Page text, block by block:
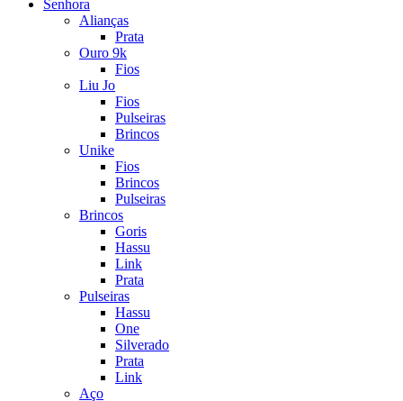
Senhora
Alianças
Prata
Ouro 9k
Fios
Liu Jo
Fios
Pulseiras
Brincos
Unike
Fios
Brincos
Pulseiras
Brincos
Goris
Hassu
Link
Prata
Pulseiras
Hassu
One
Silverado
Prata
Link
Aço